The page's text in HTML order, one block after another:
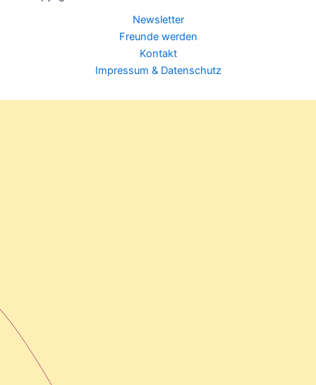
Newsletter
Freunde werden
Kontakt
Impressum & Datenschutz